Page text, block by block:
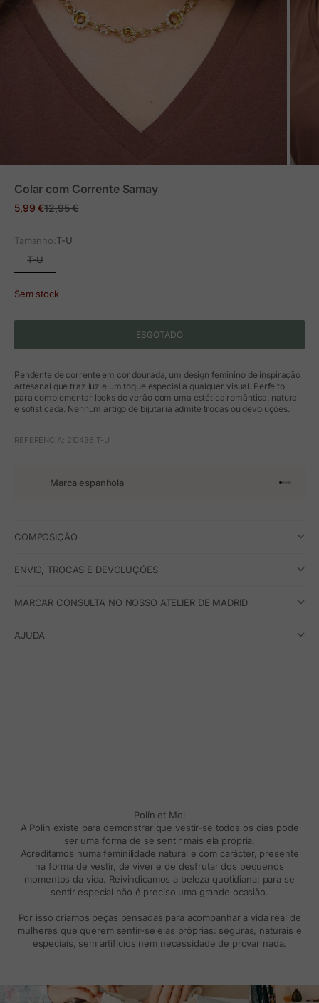
Colar com Corrente Samay
Preço em promoção
5,99 €Preço normal
12,95 €
Tamanho:T-U
T-U
Sem stock
ESGOTADO
Pendente de corrente em cor dourada, um design feminino de inspiração
artesanal que traz luz e um toque especial a qualquer visual. Perfeito
para complementar looks de verão com uma estética romântica, natural
e sofisticada. Nenhum artigo de bijutaria admite trocas ou devoluções.
REFERÊNCIA: 210436.T-U
Marca espanhola Ir para o
Ir para
Ir para
Ir para
COMPOSIÇÃO
ENVIO, TROCAS E DEVOLUÇÕES
MARCAR CONSULTA NO NOSSO ATELIER DE MADRID
AJUDA
Polín et Moi
A Polin existe para demonstrar que vestir-se todos os dias pode
ser uma forma de se sentir mais ela própria.
Acreditamos numa feminilidade natural e com carácter, presente
na forma de vestir, de viver e de desfrutar dos pequenos
momentos da vida. Reivindicamos a beleza quotidiana: para se
sentir especial não é preciso uma grande ocasião.
Por isso criamos peças pensadas para acompanhar a vida real de
mulheres que querem sentir-se elas próprias: seguras, naturais e
especiais, sem artifícios nem necessidade de provar nada.